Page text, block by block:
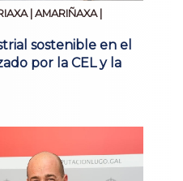
| AMARIÑAXA |
sostenible en el
por la CEL y la